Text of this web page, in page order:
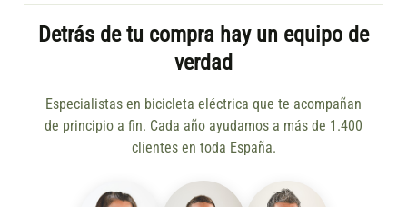
Detrás de tu compra hay un equipo de
verdad
Especialistas en bicicleta eléctrica que te acompañan
de principio a fin. Cada año ayudamos a más de 1.400
clientes en toda España.